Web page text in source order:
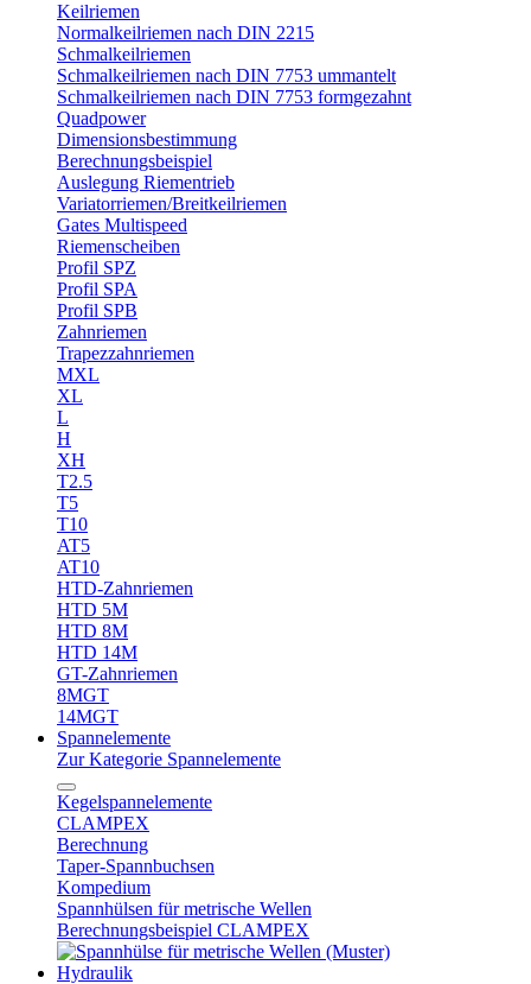
Keilriemen
Normalkeilriemen nach DIN 2215
Schmalkeilriemen
Schmalkeilriemen nach DIN 7753 ummantelt
Schmalkeilriemen nach DIN 7753 formgezahnt
Quadpower
Dimensionsbestimmung
Berechnungsbeispiel
Auslegung Riementrieb
Variatorriemen/Breitkeilriemen
Gates Multispeed
Riemenscheiben
Profil SPZ
Profil SPA
Profil SPB
Zahnriemen
Trapezzahnriemen
MXL
XL
L
H
XH
T2.5
T5
T10
AT5
AT10
HTD-Zahnriemen
HTD 5M
HTD 8M
HTD 14M
GT-Zahnriemen
8MGT
14MGT
Spannelemente
Zur Kategorie Spannelemente
Kegelspannelemente
CLAMPEX
Berechnung
Taper-Spannbuchsen
Kompedium
Spannhülsen für metrische Wellen
Berechnungsbeispiel CLAMPEX
Hydraulik